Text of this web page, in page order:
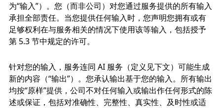
为“输入”）。您（而非公司）对您通过服务提供的所有输入
承担全部责任。当您提供任何输入时，您声明您拥有或有
足够权利在与服务相关的情况下使用该等输入，包括授予
第 5.3 节中规定的许可。
针对您的输入，服务连同 AI 服务（定义见下文）可能生成
新的内容（“输出”）。您承认输出基于您的输入。所有输出
均按“原样”提供，公司不对任何输入或输出作任何形式的陈
述或保证，包括对准确性、完整性、真实性、及时性或适